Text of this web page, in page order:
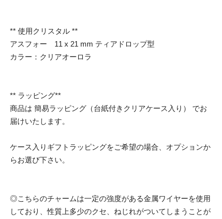
** 使用クリスタル **
アスフォー 11 x 21 mm ティアドロップ型
カラー：クリアオーロラ
** ラッピング**
商品は 簡易ラッピング（台紙付きクリアケース入り） でお
届けいたします。
ケース入りギフトラッピングをご希望の場合、オプションか
らお選び下さい。
◎こちらのチャームは一定の強度がある金属ワイヤーを使用
しており、性質上多少のクセ、ねじれがついてしまうことが